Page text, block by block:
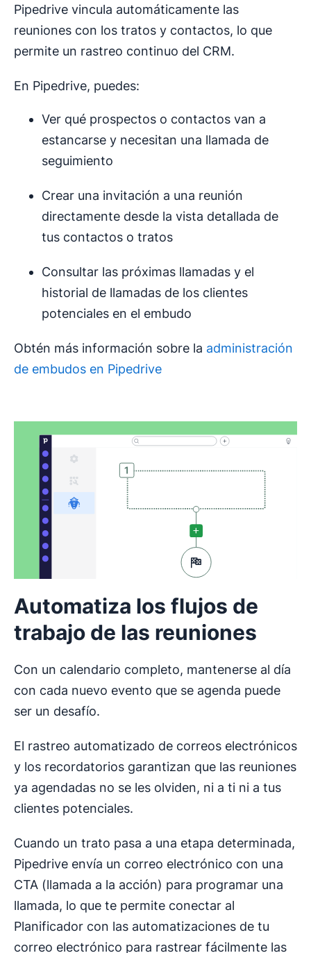
Pipedrive vincula automáticamente las
reuniones con los tratos y contactos, lo que
permite un rastreo continuo del CRM.
En Pipedrive, puedes:
Ver qué prospectos o contactos van a
estancarse y necesitan una llamada de
seguimiento
Crear una invitación a una reunión
directamente desde la vista detallada de
tus contactos o tratos
Consultar las próximas llamadas y el
historial de llamadas de los clientes
potenciales en el embudo
Obtén más información sobre la administración
de embudos en Pipedrive
Automatiza los flujos de
trabajo de las reuniones
Con un calendario completo, mantenerse al día
con cada nuevo evento que se agenda puede
ser un desafío.
El rastreo automatizado de correos electrónicos
y los recordatorios garantizan que las reuniones
ya agendadas no se les olviden, ni a ti ni a tus
clientes potenciales.
Cuando un trato pasa a una etapa determinada,
Pipedrive envía un correo electrónico con una
CTA (llamada a la acción) para programar una
llamada, lo que te permite conectar al
Planificador con las automatizaciones de tu
correo electrónico para rastrear fácilmente las